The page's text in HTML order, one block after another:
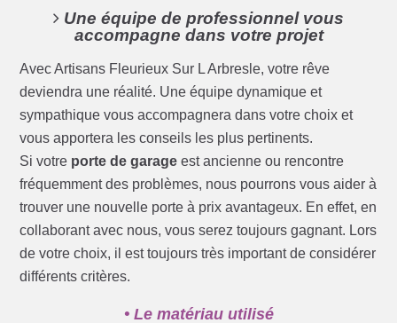
Une équipe de professionnel vous
accompagne dans votre projet
Avec Artisans Fleurieux Sur L Arbresle, votre rêve
deviendra une réalité. Une équipe dynamique et
sympathique vous accompagnera dans votre choix et
vous apportera les conseils les plus pertinents.
Si votre porte de garage est ancienne ou rencontre
fréquemment des problèmes, nous pourrons vous aider à
trouver une nouvelle porte à prix avantageux. En effet, en
collaborant avec nous, vous serez toujours gagnant. Lors
de votre choix, il est toujours très important de considérer
différents critères.
• Le matériau utilisé